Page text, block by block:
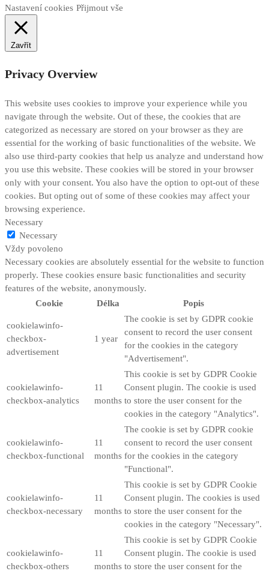
Nastavení cookies Přijmout vše
Zavřít
Privacy Overview
This website uses cookies to improve your experience while you
navigate through the website. Out of these, the cookies that are
categorized as necessary are stored on your browser as they are
essential for the working of basic functionalities of the website. We
also use third-party cookies that help us analyze and understand how
you use this website. These cookies will be stored in your browser
only with your consent. You also have the option to opt-out of these
cookies. But opting out of some of these cookies may affect your
browsing experience.
Necessary
Necessary
Vždy povoleno
Necessary cookies are absolutely essential for the website to function
properly. These cookies ensure basic functionalities and security
features of the website, anonymously.
Cookie
Délka Popis
cookielawinfo-
checkbox-
advertisement
1 year
The cookie is set by GDPR cookie
consent to record the user consent
for the cookies in the category
"Advertisement".
cookielawinfo-
checkbox-analytics
11
months
This cookie is set by GDPR Cookie
Consent plugin. The cookie is used
to store the user consent for the
cookies in the category "Analytics".
cookielawinfo-
checkbox-functional
11
months
The cookie is set by GDPR cookie
consent to record the user consent
for the cookies in the category
"Functional".
cookielawinfo-
checkbox-necessary
11
months
This cookie is set by GDPR Cookie
Consent plugin. The cookies is used
to store the user consent for the
cookies in the category "Necessary".
cookielawinfo-
checkbox-others
11
months
This cookie is set by GDPR Cookie
Consent plugin. The cookie is used
to store the user consent for the